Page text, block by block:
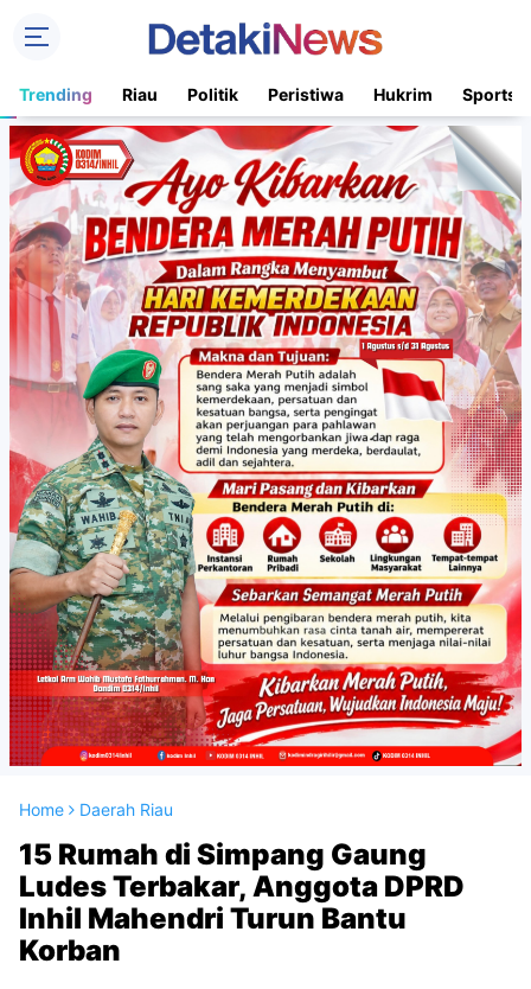
Trending Riau Politik Peristiwa Hukrim Sports
Home Daerah Riau
15 Rumah di Simpang Gaung
Ludes Terbakar, Anggota DPRD
Inhil Mahendri Turun Bantu
Korban